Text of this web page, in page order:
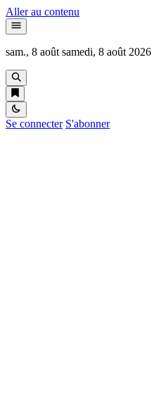
Aller au contenu
sam., 8 août samedi, 8 août 2026
Se connecter S'abonner